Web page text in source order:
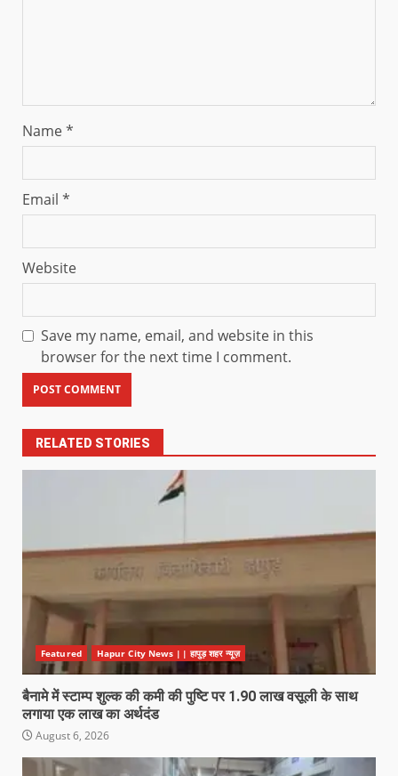
Name*
Email *
Website
Save my name, email, and website in this
browser for the next time I comment.
RELATED STORIES
Featured Hapur City News || हापुड़ शहर न्यूज़
बैनामे में स्टाम्प शुल्क की कमी की पुष्टि पर 1.90 लाख वसूली के साथ
लगाया एक लाख का अर्थदंड
August 6, 2026